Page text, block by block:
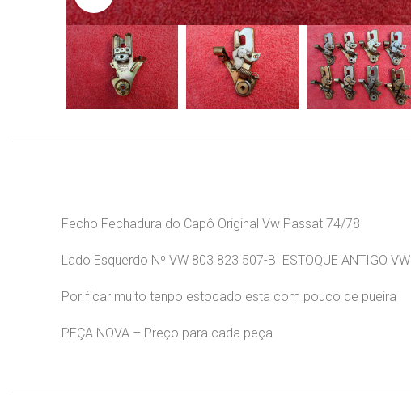
Fecho Fechadura do Capô Original Vw Passat 74/78
Lado Esquerdo Nº VW 803 823 507-B ESTOQUE ANTIGO VW
Por ficar muito tenpo estocado esta com pouco de pueira
PEÇA NOVA – Preço para cada peça